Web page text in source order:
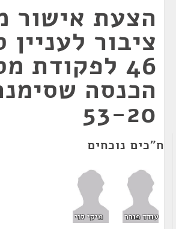
הצעת אישור
ציבור לעניין
46 לפקודת
53-20
ח"כים נוכחים
עודד פורר מיקי לוי